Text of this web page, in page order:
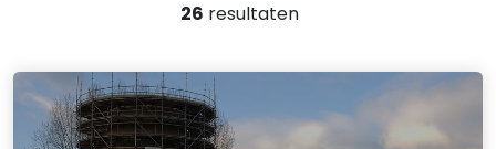
26 resultaten